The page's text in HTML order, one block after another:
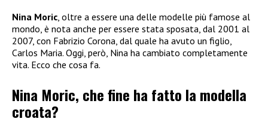
Nina Moric , oltre a essere una delle modelle più famose al
mondo, è nota anche per essere stata sposata, dal 2001 al
2007, con Fabrizio Corona, dal quale ha avuto un figlio,
Carlos Maria. Oggi, però, Nina ha cambiato completamente
vita. Ecco che cosa fa.
Nina Moric, che fine ha fatto la modella
croata?